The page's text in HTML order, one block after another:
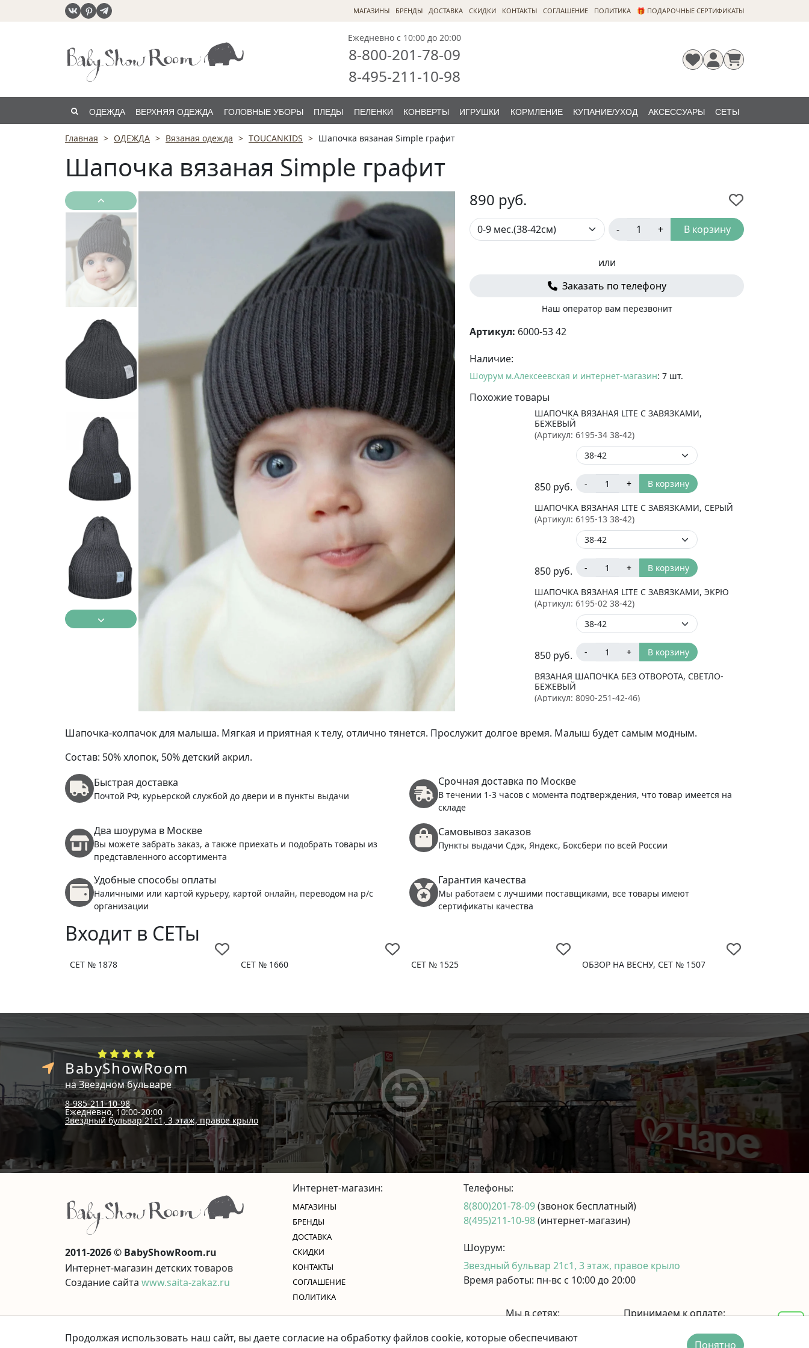
МАГАЗИНЫ БРЕНДЫ ДОСТАВКА СКИДКИ КОНТАКТЫ CОГЛАШЕНИЕ ПОЛИТИКА 🎁 ПОДАРОЧНЫЕ СЕРТИФИКАТЫ
Ежедневно с 10:00 до 20:00
8-800-201-78-09
8-495-211-10-98
ОДЕЖДА ВЕРХНЯЯ ОДЕЖДА ГОЛОВНЫЕ УБОРЫ ПЛЕДЫ ПЕЛЕНКИ КОНВЕРТЫ ИГРУШКИ КОРМЛЕНИЕ КУПАНИЕ/УХОД АКСЕССУАРЫ СЕТЫ
РАСПРОДАЖА
Главная ОДЕЖДА Вязаная одежда TOUCANKIDS Шапочка вязаная Simple графит
Шапочка вязаная Simple графит
890 руб.
- + В корзину
или
Заказать по телефону
Наш оператор вам перезвонит
Артикул: 6000-53 42
Наличие:
Шоурум м.Алексеевская и интернет-магазин: 7 шт.
Похожие товары
ШАПОЧКА ВЯЗАНАЯ LITE С ЗАВЯЗКАМИ,
БЕЖЕВЫЙ
(Артикул: 6195-34 38-42)
850 руб. - + В корзину
ШАПОЧКА ВЯЗАНАЯ LITE С ЗАВЯЗКАМИ, СЕРЫЙ
(Артикул: 6195-13 38-42)
850 руб. - + В корзину
ШАПОЧКА ВЯЗАНАЯ LITE С ЗАВЯЗКАМИ, ЭКРЮ
(Артикул: 6195-02 38-42)
850 руб. - + В корзину
ВЯЗАНАЯ ШАПОЧКА БЕЗ ОТВОРОТА, СВЕТЛО-
БЕЖЕВЫЙ
(Артикул: 8090-251-42-46)
(Артикул:8090-34-42-46
Шапочка-колпачок для малыша. Мягкая и приятная к телу, отлично тянется. Прослужит долгое время. Малыш будет самым модным.
Состав: 50% хлопок, 50% детский акрил.
Быстрая доставка
Почтой РФ, курьерской службой до двери и в пункты выдачи
Срочная доставка по Москве
В течении 1-3 часов с момента подтверждения, что товар имеется на
складе
Два шоурума в Москве
Вы можете забрать заказ, а также приехать и подобрать товары из
представленного ассортимента
Самовывоз заказов
Пункты выдачи Сдэк, Яндекс, Боксбери по всей России
Удобные способы оплаты
Наличными или картой курьеру, картой онлайн, переводом на р/с
организации
Гарантия качества
Мы работаем с лучшими поставщиками, все товары имеют
сертификаты качества
Входит в СЕТы
СЕТ № 1878 СЕТ № 1660 СЕТ № 1525 ОБЗОР НА ВЕСНУ, СЕТ № 1507
BabyShowRoom
на Звездном бульваре
8-985-211-10-98
Ежедневно, 10:00-20:00
Звездный бульвар 21с1, 3 этаж, правое крыло
2011-2026 © BabyShowRoom.ru
Интернет-магазин детских товаров
Создание сайта www.saita-zakaz.ru
Интернет-магазин:
МАГАЗИНЫ
БРЕНДЫ
ДОСТАВКА
СКИДКИ
КОНТАКТЫ
CОГЛАШЕНИЕ
ПОЛИТИКА
Телефоны:
8(800)201-78-09(звонок бесплатный)
8(495)211-10-98(интернет-магазин)
Шоурум:
Звездный бульвар 21с1, 3 этаж, правое крыло
Время работы: пн-вс с 10:00 до 20:00
Мы в сетях:
Принимаем к оплате:
Продолжая использовать наш сайт, вы даете согласие на обработку файлов cookie, которые обеспечивают
Понятно